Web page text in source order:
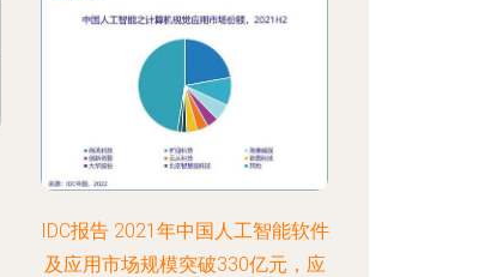
IDC报告 2021年中国人工智能软件
及应用市场规模突破330亿元，应